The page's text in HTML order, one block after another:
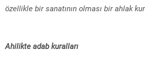
özellikle bir sanatının olması bir ahlak
Ahilikte adab kuralları